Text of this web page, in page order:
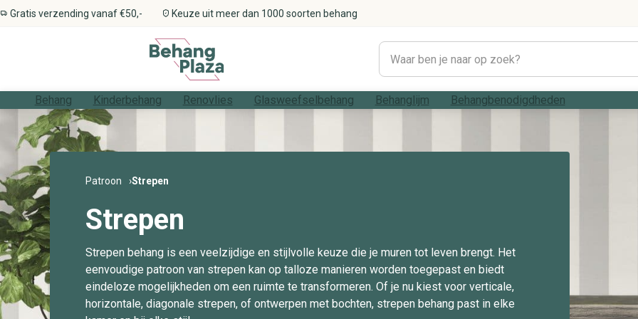
Gratis verzending vanaf €50,- Keuze uit meer dan 1000 soorten behang
Behang
Stijlen
Rustig
Patronen
Geometrisch
Thema’s
Grafisch
Materialen
Marmer
Kleuren
#1033 (geen titel)
Ruimtes
Slaapkamer
Kinderbehang
Alle kinderbehang
Kinderkamer
Meisjeskamer
Jongenskamer
Babykamer
Peuterkamer
Renovlies
Types
Alle renovliesbehang
Professioneel renovliesbehang
Voordelig renovliesbehang
Glasweefselbehang
Types
Alle glasweefselbehang
Professioneel glasweefselbehang
Voordelig glasweefselbehang
Behanglijm
Behangbenodigdheden
Benodigdheden
Gereedschap
Rollers, kwasten en borstels
Ontvetter & schoonmaakmiddelen
Kit & vulmiddelen
Behangtape
Primer & voorstrijk
Afdekmateriaal
Behangverwijderaar
Patroon Strepen
Strepen
Strepen behang is een veelzijdige en stijlvolle keuze die je muren tot leven brengt. Het
eenvoudige patroon van strepen kan op talloze manieren worden toegepast en biedt
eindeloze mogelijkheden om een ruimte te transformeren. Of je nu kiest voor verticale,
horizontale, diagonale strepen, of ontwerpen met bochten, strepen behang past in elke